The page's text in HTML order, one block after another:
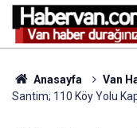
Anasayfa Van
Santim; 110 Köy Yolu